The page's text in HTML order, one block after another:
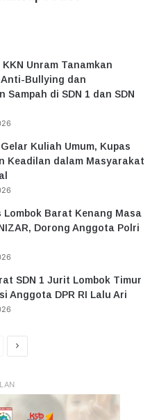
Unram Tanamkan
Bullying dan
Sampah di SDN 1 dan SDN
Gelar Kuliah Umum, Kupas
Keadilan dalam Masyarakat
Lombok Barat Kenang Masa
Dorong Anggota Polri
SDN 1 Jurit Lombok Timur
Anggota DPR RI Lalu Ari
Halaman